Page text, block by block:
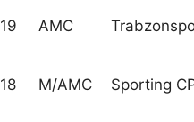
19 AMC
18 M/AMC Sporting